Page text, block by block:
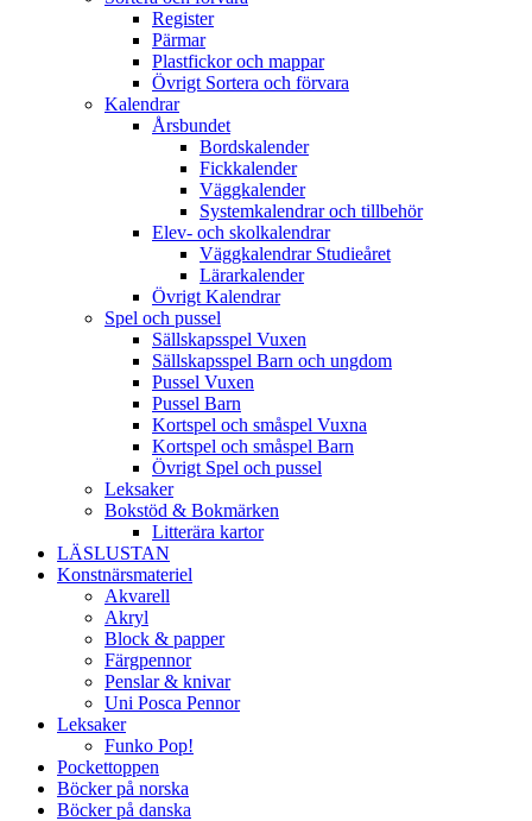
Register
Pärmar
Plastfickor och mappar
Övrigt Sortera och förvara
Kalendrar
Årsbundet
Bordskalender
Fickkalender
Väggkalender
Systemkalendrar och tillbehör
Elev- och skolkalendrar
Väggkalendrar Studieåret
Lärarkalender
Övrigt Kalendrar
Spel och pussel
Sällskapsspel Vuxen
Sällskapsspel Barn och ungdom
Pussel Vuxen
Pussel Barn
Kortspel och småspel Vuxna
Kortspel och småspel Barn
Övrigt Spel och pussel
Leksaker
Bokstöd & Bokmärken
Litterära kartor
LÄSLUSTAN
Konstnärsmateriel
Akvarell
Akryl
Block & papper
Färgpennor
Penslar & knivar
Uni Posca Pennor
Leksaker
Funko Pop!
Pockettoppen
Böcker på norska
Böcker på danska